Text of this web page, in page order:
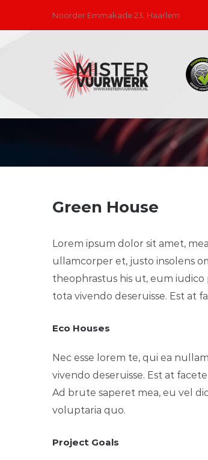
Noorder Emmakade 23, Haarlem
Green House
Lorem ipsum dolor sit amet,
ullamcorper et, justo insolens
theophrastus his ut, eum
tota vivendo deseruisse. Est at
Eco Houses
Nec esse lorem te, qui ea
vivendo deseruisse. Est at
Ad brute saperet mea, eu vel
voluptaria quo.
Project Goals